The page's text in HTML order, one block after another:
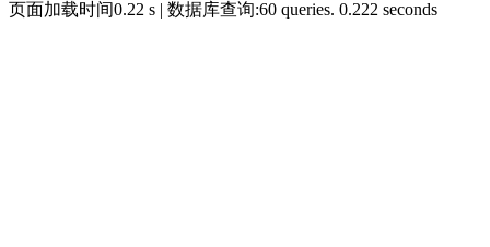
页面加载时间0.22 s | 数据库查询:60 queries. 0.222 seconds